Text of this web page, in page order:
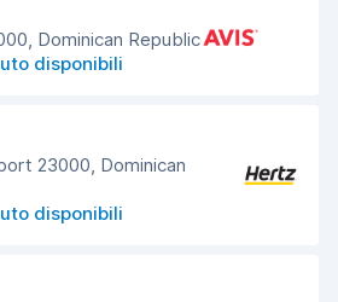
Dominican Republic
disponibili
23000, Dominican
disponibili